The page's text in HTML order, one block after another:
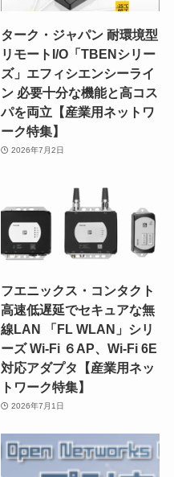
ターク・ジャパン 耐環境型
リモートI/O「TBENシリー
ズ」エフィシエンシーライ
ン 必要十分な機能と高コス
パを両立【産業用ネットワ
ーク特集】
2026年7月2日
フエニックス・コンタクト
高速低遅延でセキュアな無
線LAN 「FL WLAN」シリ
ーズ Wi-Fi ６AP、Wi-Fi 6E
対応アダプタ【産業用ネッ
トワーク特集】
2026年7月1日